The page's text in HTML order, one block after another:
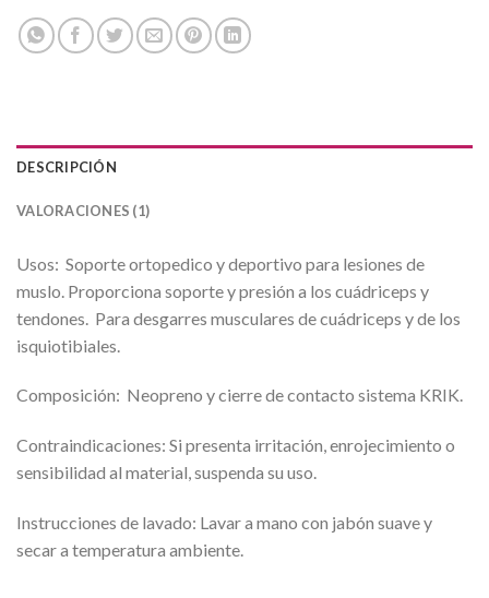
DESCRIPCIÓN
VALORACIONES (1)
Usos: Soporte ortopedico y deportivo para lesiones de
muslo. Proporciona soporte y presión a los cuádriceps y
tendones. Para desgarres musculares de cuádriceps y de los
isquiotibiales.
Composición: Neopreno y cierre de contacto sistema KRIK.
Contraindicaciones: Si presenta irritación, enrojecimiento o
sensibilidad al material, suspenda su uso.
Instrucciones de lavado: Lavar a mano con jabón suave y
secar a temperatura ambiente.